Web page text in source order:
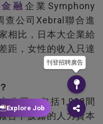
金融 企業Symphony
查公司Xebral聯合進
相比，日本大企業給
距，女性的收入只達
公司，包括1,998間
告中披露的人力資本
刊登招聘廣告
Explore Job